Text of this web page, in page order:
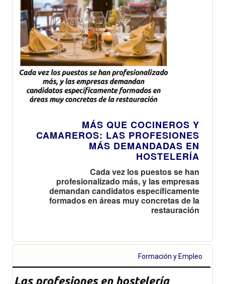
MÁS QUE COCINEROS Y
CAMAREROS: LAS PROFESIONES
MÁS DEMANDADAS EN
HOSTELERÍA
Cada vez los puestos se han
profesionalizado más, y las empresas
demandan candidatos específicamente
formados en áreas muy concretas de la
restauración
Formación y Empleo